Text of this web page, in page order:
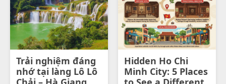
Trải nghiệm đáng
nhớ tại làng Lô Lô
Hidden Ho Chi
Minh City: 5 Places